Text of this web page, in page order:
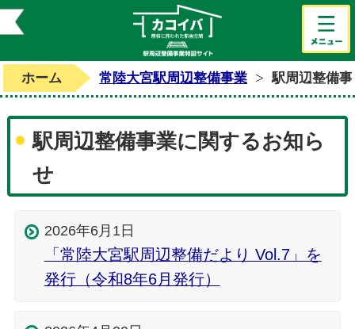
駅周辺整
ホーム 常陸大宮駅周辺整備事業 駅周辺整備
駅周辺整備事業に関するお知ら
せ
2026年6月1日
「常陸大宮駅周辺整備だより Vol.7」を
発行（令和8年6月発行）